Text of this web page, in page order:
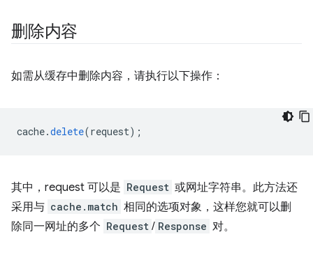
删除内容
如需从缓存中删除内容，请执行以下操作：
cache.delete(request);
其中，request 可以是 Request 或网址字符串。此方法还
采用与 cache.match 相同的选项对象，这样您就可以删
除同一网址的多个 Request / Response 对。